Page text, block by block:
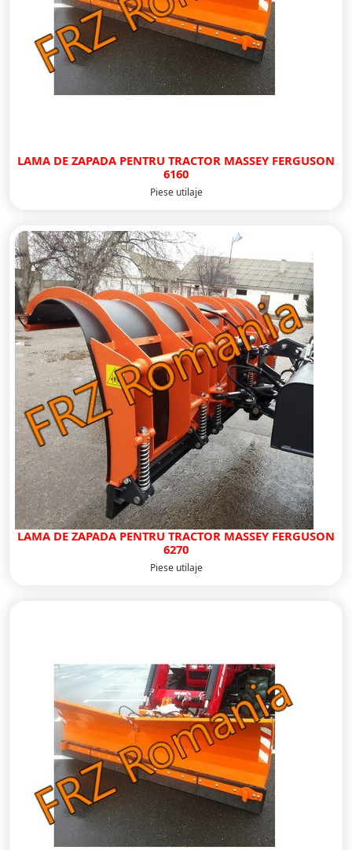
LAMA DE ZAPADA PENTRU TRACTOR MASSEY FERGUSON
6160
Piese utilaje
LAMA DE ZAPADA PENTRU TRACTOR MASSEY FERGUSON
6270
Piese utilaje